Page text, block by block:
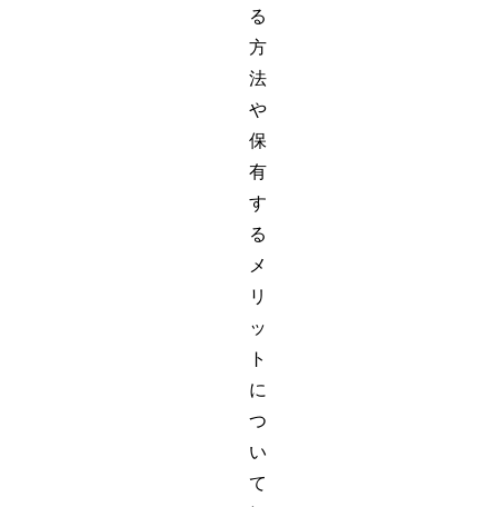
る
方
法
や
保
有
す
る
メ
リ
ッ
ト
に
つ
い
て